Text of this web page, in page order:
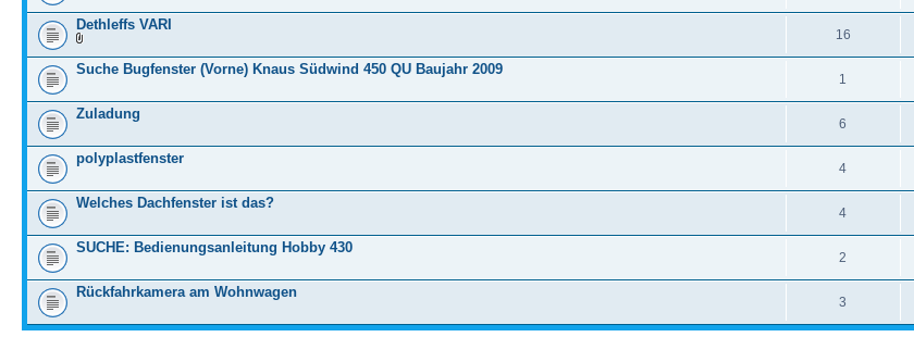
Dethleffs VARI
16
Suche Bugfenster (Vorne) Knaus Südwind 450 QU Baujahr 2009
1
Zuladung
6
polyplastfenster
4
Welches Dachfenster ist das?
4
SUCHE: Bedienungsanleitung Hobby 430
2
Rückfahrkamera am Wohnwagen
3